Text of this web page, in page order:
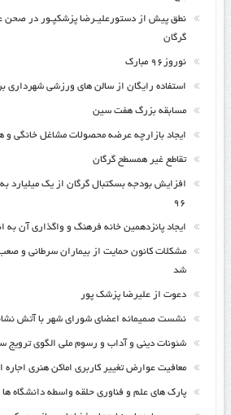
نطق پیش از دستورعلیـرضا پزشکپـور در صحن
گرگان
نوروز۹۶ مبارک
استفاده رایگان از سالن های ورزشی شهرداری
مسابقه بزرگ هفت سین
ایجاد بازارچه عرضه محصولات مشاغل خانگی و
تقاطع غیر همسطح گرگان
افزایش بودجه بسکتبال گرگان از یک میلیارد
۹۶
ایجاد پانزدهمین خانه فرهنگ و واگذاری آن
مشکلات کانون حمایت از بیماران سرطانی و
شد
دعوت از علیرضا پزشک پور
نشست صمیمانه اعضای شورای شهر با آتش
شئونات دینی و آداب و رسوم ملی الگوی ترویج
معافیت عوارض تغییر کاربری اماکن هنری اجاره
پارک های علم و فناوری حلقه واسطه دانشگاه